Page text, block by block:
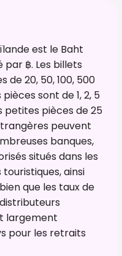
est le Baht
par ฿. Les billets
de 20, 50, 100, 500
sont de 1, 2, 5
petites pièces de 25
peuvent
banques,
situés dans les
ainsi
que les taux de
largement
pour les retraits